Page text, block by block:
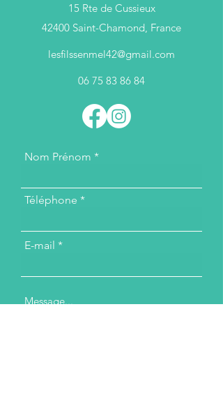
15 Rte de Cussieux
42400 Saint-Chamond, France
lesfilssenmel42@gmail.com
06 75 83 86 84
Nom Prénom
Téléphone
E-mail
Message...